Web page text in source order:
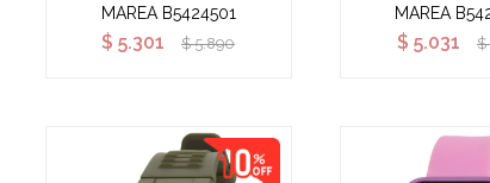
MAREA B5424501
$ 5.301 $ 5.890
MAREA
$ 5.031 $